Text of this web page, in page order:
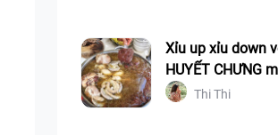
Xỉu up xỉu down
HUYẾT CHƯNG
Thi Thi